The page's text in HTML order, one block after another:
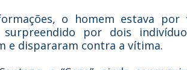
o homem estava
por dois
e dispararam contra a vítima.